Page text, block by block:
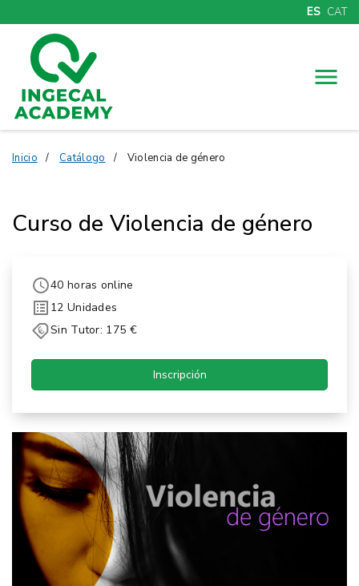
ES CAT
Menú
Inicio Catálogo Violencia de género
Curso de Violencia de género
40 horas online
12 Unidades
Sin Tutor: 175 €
Inscripción